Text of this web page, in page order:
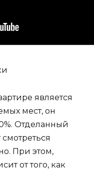
является
мест, он
Отделанный
При этом,
от того, как